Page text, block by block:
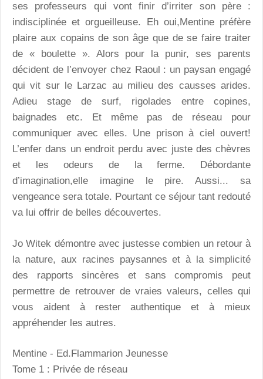
ses professeurs qui vont finir d’irriter son père :
indisciplinée et orgueilleuse. Eh oui,Mentine préfère
plaire aux copains de son âge que de se faire traiter
de « boulette ». Alors pour la punir, ses parents
décident de l’envoyer chez Raoul : un paysan engagé
qui vit sur le Larzac au milieu des causses arides.
Adieu stage de surf, rigolades entre copines,
baignades etc. Et même pas de réseau pour
communiquer avec elles. Une prison à ciel ouvert!
L’enfer dans un endroit perdu avec juste des chèvres
et les odeurs de la ferme. Débordante
d’imagination,elle imagine le pire. Aussi... sa
vengeance sera totale. Pourtant ce séjour tant redouté
va lui offrir de belles découvertes.
Jo Witek démontre avec justesse combien un retour à
la nature, aux racines paysannes et à la simplicité
des rapports sincères et sans compromis peut
permettre de retrouver de vraies valeurs, celles qui
vous aident à rester authentique et à mieux
appréhender les autres.
Mentine - Ed.Flammarion Jeunesse
Tome 1 : Privée de réseau